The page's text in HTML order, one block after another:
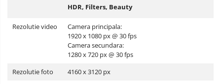
HDR, Filters, Beauty
Rezolutie video
Camera principala:
1920 x 1080 px @ 30 fps
Camera secundara:
1280 x 720 px @ 30 fps
Rezolutie foto
4160 x 3120 px